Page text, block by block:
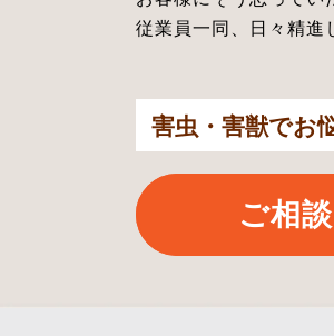
従業員一同、日々精進
害虫・害獣でお
ご相